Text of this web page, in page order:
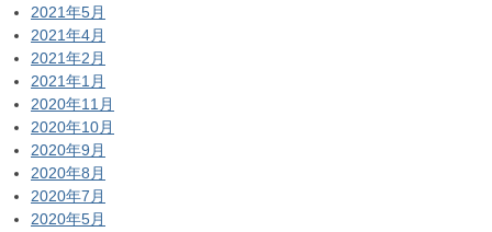
2021年5月
2021年4月
2021年2月
2021年1月
2020年11月
2020年10月
2020年9月
2020年8月
2020年7月
2020年5月